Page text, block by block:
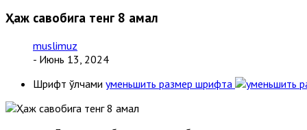
Ҳаж савобига тенг 8 амал
muslimuz
- Июнь 13, 2024
Шрифт ўлчами уменьшить размер шрифта